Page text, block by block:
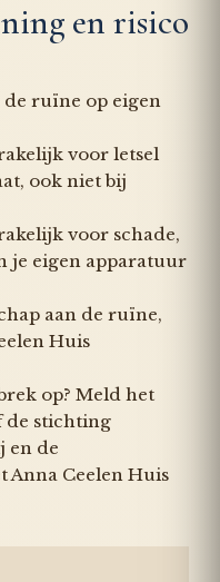
en risico
ruïne op eigen
voor letsel
ook niet bij
voor schade,
je eigen apparatuur
aan de ruïne,
Huis
op? Meld het
de stichting
en de
Anna Ceelen Huis